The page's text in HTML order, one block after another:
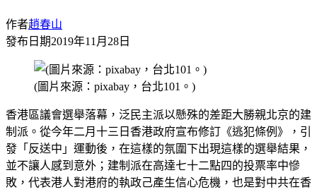
作者趙春山
發布日期2019年11月28日
(圖片來源：pixabay，台北101。)
香港區議會選舉落幕，泛民主派以懸殊的差距大勝親北京的建
制派。從今年二月十三日香港政府宣布修訂《逃犯條例》，引
發「反送中」運動後，在這樣的氛圍下出現這樣的選舉結果，
並不讓人感到意外；建制派在高達七十二點四的投票率中慘
敗，代表港人對港府的執政己產生信心危機，也是對中共在香